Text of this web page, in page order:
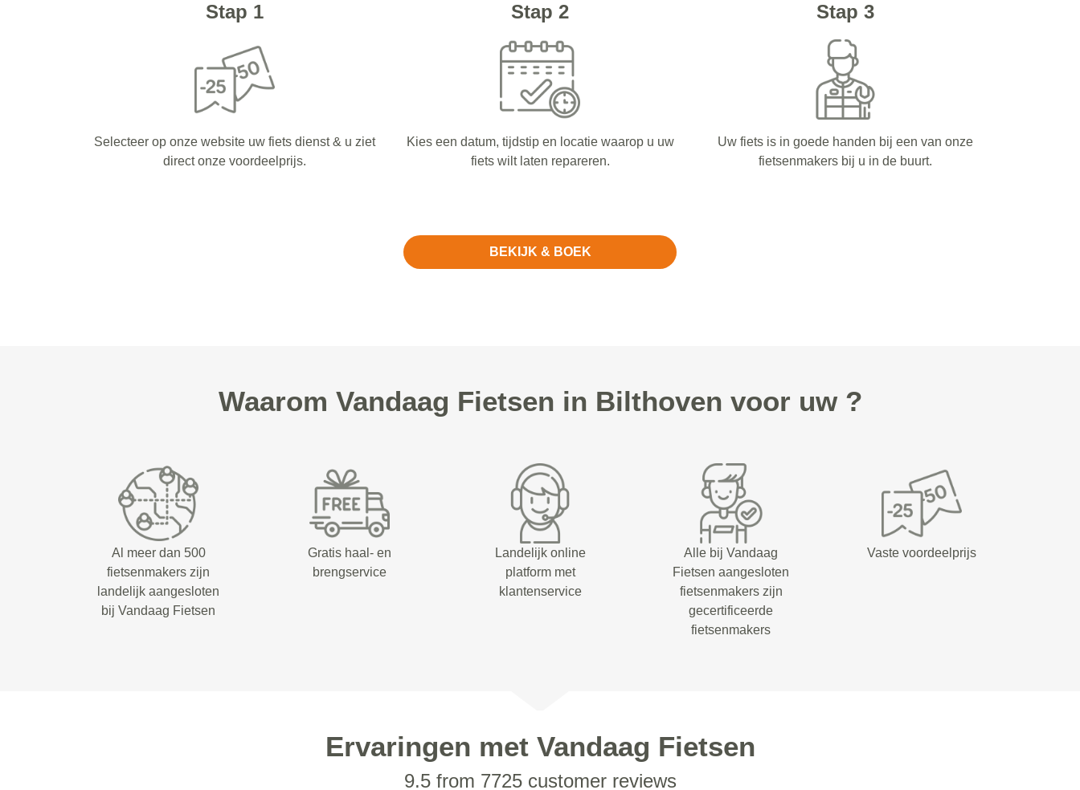
Stap 1
Selecteer op onze website uw fiets dienst & u ziet
direct onze voordeelprijs.
Stap 2
Kies een datum, tijdstip en locatie waarop u uw
fiets wilt laten repareren.
Stap 3
Uw fiets is in goede handen bij een van onze
fietsenmakers bij u in de buurt.
BEKIJK & BOEK
Waarom Vandaag Fietsen in Bilthoven voor uw ?
Al meer dan 500
fietsenmakers zijn
landelijk aangesloten
bij Vandaag Fietsen
Gratis haal- en
brengservice
Landelijk online
platform met
klantenservice
Alle bij Vandaag
Fietsen aangesloten
fietsenmakers zijn
gecertificeerde
fietsenmakers
Vaste voordeelprijs
Ervaringen met Vandaag Fietsen
9.5 from 7725 customer reviews